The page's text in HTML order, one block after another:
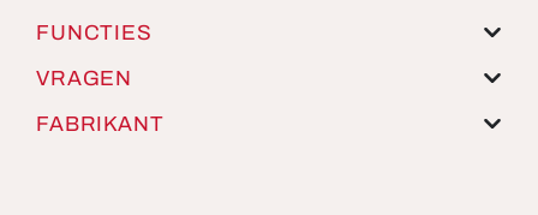
FUNCTIES
VRAGEN
FABRIKANT